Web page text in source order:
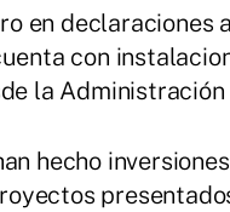
en declaraciones
con
la Administración
hecho